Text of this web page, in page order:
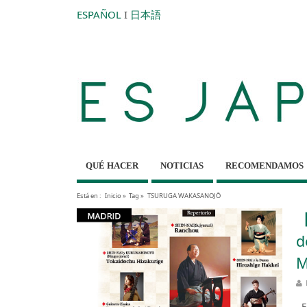
ESPAÑOL I 日本語
QUÉ HACER NOTICIAS RECOMENDAMOS
Está en : Inicio» Tag » TSURUGA WAKASANOJŌ